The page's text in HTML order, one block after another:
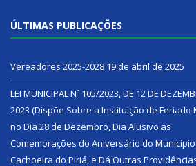
ÚLTIMAS PUBLICAÇÕES
Vereadores 2025-2028 19 de abril de 2025
LEI MUNICIPAL Nº 105/2023, DE 12 DE
2023 (Dispõe Sobre a Instituição de Feriado
no Dia 28 de Dezembro, Dia Alusivo as
Comemorações do Aniversário do
Cachoeira do Piriá, e Dá Outras